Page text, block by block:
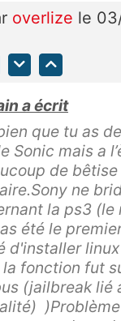
overlize le
a écrit
que tu as
Sonic mais a
de
ne
la ps3 (le
été le
d'installer
la fonction fut
(jailbreak lié